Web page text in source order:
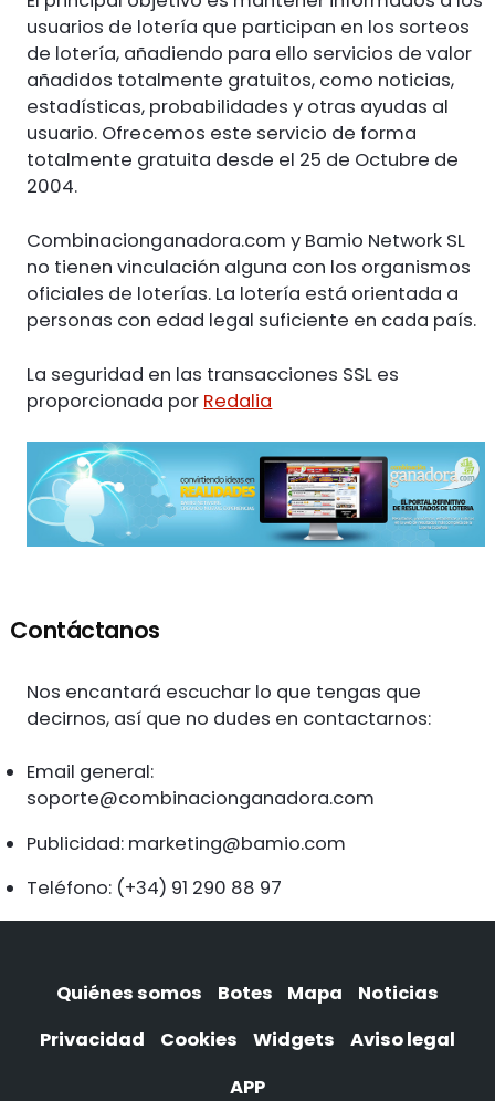
usuarios de lotería que participan en los sorteos
de lotería, añadiendo para ello servicios de valor
añadidos totalmente gratuitos, como noticias,
estadísticas, probabilidades y otras ayudas al
usuario. Ofrecemos este servicio de forma
totalmente gratuita desde el 25 de Octubre de
2004.
Combinacionganadora.com y Bamio Network SL
no tienen vinculación alguna con los organismos
oficiales de loterías. La lotería está orientada a
personas con edad legal suficiente en cada país.
La seguridad en las transacciones SSL es
proporcionada por Redalia
Contáctanos
Nos encantará escuchar lo que tengas que
decirnos, así que no dudes en contactarnos:
Email general:
soporte@combinacionganadora.com
Publicidad: marketing@bamio.com
Teléfono: (+34) 91 290 88 97
Quiénes somos Botes Mapa
Noticias
Privacidad
Cookies Widgets
Aviso legal
APP